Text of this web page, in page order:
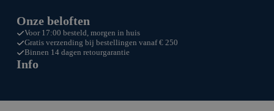
Onze beloften
Voor 17:00 besteld, morgen in huis
Gratis verzending bij bestellingen vanaf € 250
Binnen 14 dagen retourgarantie
Info